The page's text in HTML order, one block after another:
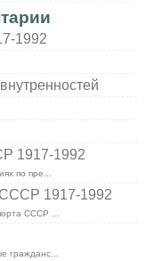
1992
1917-1992
по пре...
1917-1992
СССР ...
гражданс...